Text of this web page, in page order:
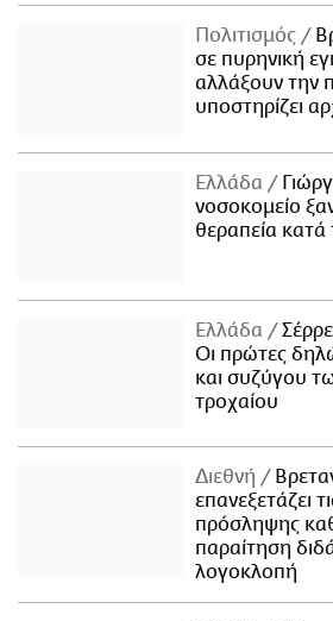
Πολιτισμός
σε πυρηνική
αλλάξουν την
υποστηρίζει
Ελλάδα
νοσοκομείο
θεραπεία κατά
Ελλάδα
Οι πρώτες
και συζύγου
τροχαίου
Διεθνή
επανεξετάζει
πρόσληψης
παραίτηση
λογοκλοπή